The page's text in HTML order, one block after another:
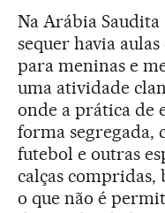
Na Arábia Saudita
sequer havia
para meninas e
uma atividade
onde a prática de
forma segregada,
futebol e outras
calças compridas,
o que não é